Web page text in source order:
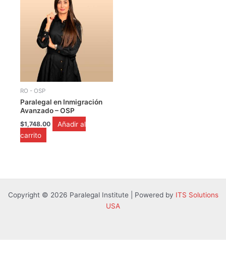
RO - OSP
Paralegal en Inmigración
Avanzado – OSP
$1,748.00
Añadir al
carrito
Copyright © 2026 Paralegal Institute | Powered by ITS Solutions
USA